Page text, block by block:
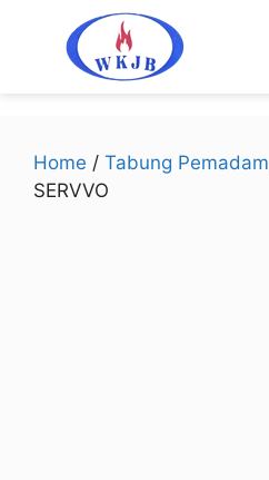
Home / Tabung Pemadam
SERVVO